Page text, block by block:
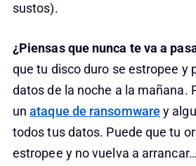
sustos).
¿Piensas que nunca te va a
que tu disco duro se estropee y
datos de la noche a la mañana.
unataque de ransomware y
todos tus datos. Puede que tu
estropee y no vuelva a